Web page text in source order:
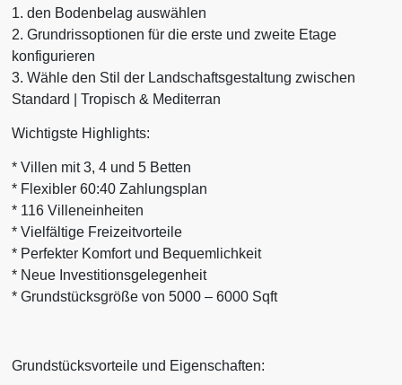
1. den Bodenbelag auswählen
2. Grundrissoptionen für die erste und zweite Etage
konfigurieren
3. Wähle den Stil der Landschaftsgestaltung zwischen
Standard | Tropisch & Mediterran
Wichtigste Highlights:
* Villen mit 3, 4 und 5 Betten
* Flexibler 60:40 Zahlungsplan
* 116 Villeneinheiten
* Vielfältige Freizeitvorteile
* Perfekter Komfort und Bequemlichkeit
* Neue Investitionsgelegenheit
* Grundstücksgröße von 5000 – 6000 Sqft
Grundstücksvorteile und Eigenschaften: